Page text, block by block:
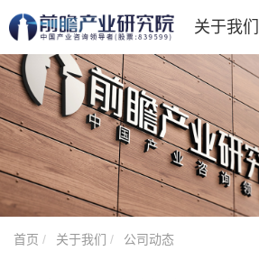
关于我们
首页 关于我们 公司动态